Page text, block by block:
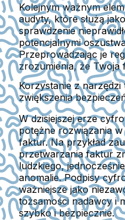
Kolejnym ważnym
audyty, które służą
sprawdzenie
potencjalnymi
Przeprowadzając je
zrozumienia, że Twoja
Korzystanie z
zwiększenia
W dzisiejszej erze
potężne rozwiązania
faktur. Na przykład
przetwarzania faktur
ludzkiego,
anomalie. Podpisy
ważniejsze jako
tożsamości nadawcy i
szybko i bezpiecznie.